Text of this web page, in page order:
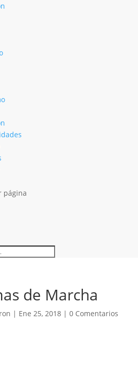
página
de Marcha
| Ene 25, 2018 |0 Comentarios